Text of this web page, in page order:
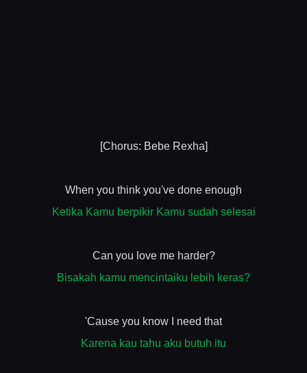
[Chorus: Bebe Rexha]
When you think you've done enough
Ketika Kamu berpikir Kamu sudah selesai
Can you love me harder?
Bisakah kamu mencintaiku lebih keras?
'Cause you know I need that
Karena kau tahu aku butuh itu